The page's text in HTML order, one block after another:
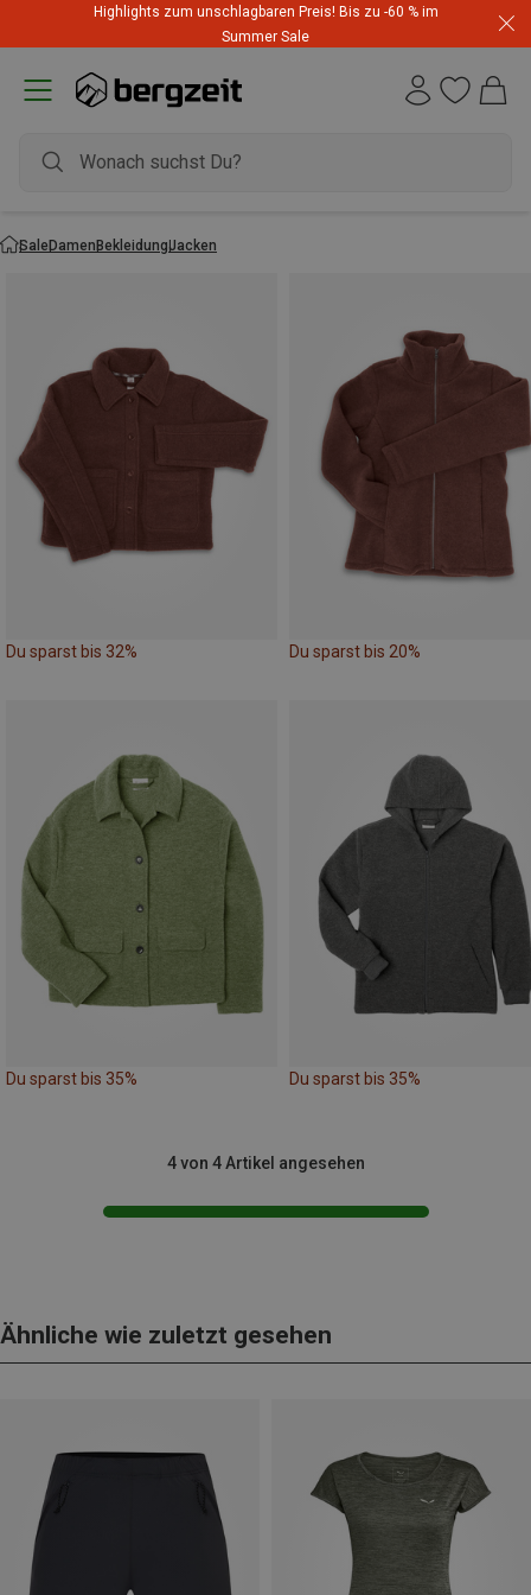
Highlights zum unschlagbaren Preis! Bis zu -60 % im
Summer Sale
SaleDamenBekleidungJacken
Du sparst bis 32% Du sparst bis 20%
Du sparst bis 35% Du sparst bis 35%
4 von 4 Artikel angesehen
Ähnliche wie zuletzt gesehen